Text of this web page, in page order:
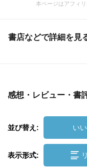
本ページはアフィ
書店などで詳細を見
感想・レビュー・書
並び替え: い
表示形式: